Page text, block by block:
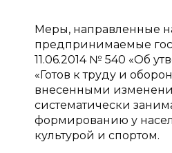
Меры, направленные
предпринимаемые
11.06.2014 № 540 «Об
«Готов к труду и
внесенными
систематически
формированию у
культурой и спортом.